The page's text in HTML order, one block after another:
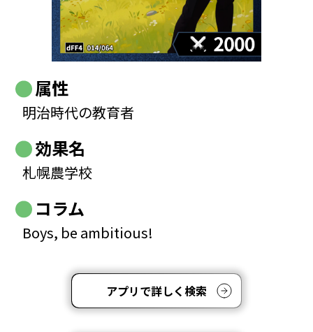
属性
明治時代の教育者
効果名
札幌農学校
コラム
Boys, be ambitious!
アプリで詳しく検索